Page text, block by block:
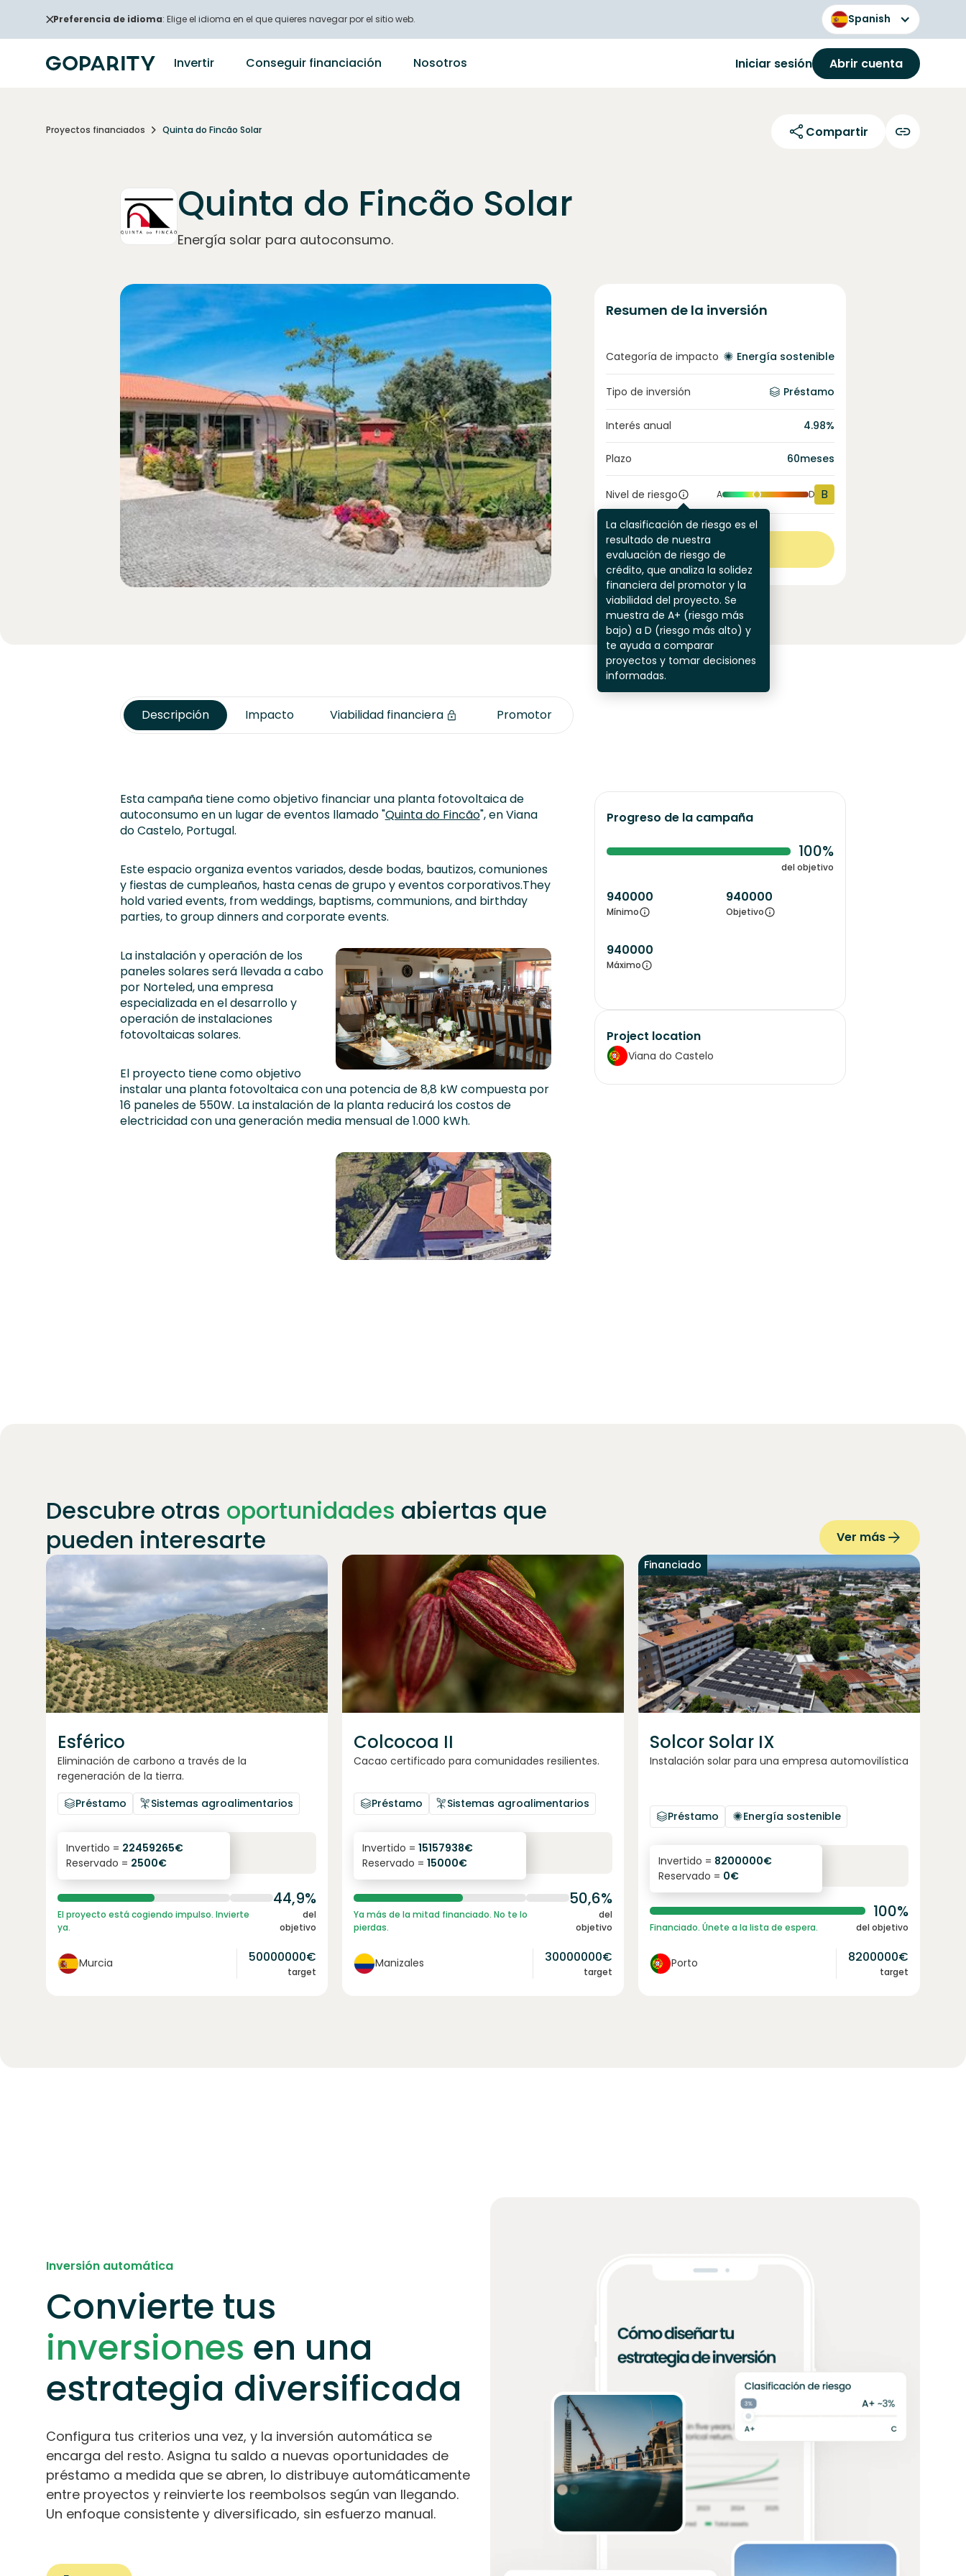
Preferencia de idioma: Elige el idioma en el que quieres navegar por el sitio web. Spanish
Invertir Conseguir financiación Nosotros Iniciar sesión Abrir cuenta
Proyectos financiados Quinta do Fincão Solar Compartir
Quinta do Fincão Solar
Energía solar para autoconsumo.
Resumen de la inversión
Categoría de impacto Energía sostenible
Tipo de inversión Préstamo
Interés anual 4.98%
Plazo 60meses
Nivel de riesgo
La clasificación de riesgo es el
resultado de nuestra
evaluación de riesgo de
crédito, que analiza la solidez
financiera del promotor y la
viabilidad del proyecto. Se
muestra de A+ (riesgo más
bajo) a D (riesgo más alto) y
te ayuda a comparar
proyectos y tomar decisiones
informadas.
A D B
Ver más
Descripción Impacto Viabilidad financiera Promotor
Esta campaña tiene como objetivo financiar una planta fotovoltaica de
autoconsumo en un lugar de eventos llamado "Quinta do Fincão", en Viana
do Castelo, Portugal.
Este espacio organiza eventos variados, desde bodas, bautizos, comuniones
y fiestas de cumpleaños, hasta cenas de grupo y eventos corporativos.They
hold varied events, from weddings, baptisms, communions, and birthday
parties, to group dinners and corporate events.
La instalación y operación de los
paneles solares será llevada a cabo
por Norteled, una empresa
especializada en el desarrollo y
operación de instalaciones
fotovoltaicas solares.
El proyecto tiene como objetivo
instalar una planta fotovoltaica con una potencia de 8,8 kW compuesta por
16 paneles de 550W. La instalación de la planta reducirá los costos de
electricidad con una generación media mensual de 1.000 kWh.
Progreso de la campaña
100%
del objetivo
940000
Mínimo
940000
Objetivo
940000
Máximo
Project location
Viana do Castelo
Descubre otras oportunidades abiertas que
pueden interesarte
Ver más
Únete a
Esférico
Eliminación de carbono a través de la
regeneración de la tierra.
Préstamo
Sistemas agroalimentarios
6.3%
interés anual
Invertido = 22459265€
Reservado = 2500€
44,9%
El proyecto está cogiendo impulso. Invierte
ya.
del
objetivo
Murcia 50000000€
target
inversores
Colcocoa II
Cacao certificado para comunidades resilientes.
Préstamo Sistemas agroalimentarios
6.1%
interés anual
Invertido = 15157938€
Reservado = 15000€
50,6%
Ya más de la mitad financiado. No te lo
pierdas.
del
objetivo
Manizales 30000000€
target
Financiado
Solcor Solar IX
Instalación solar para una empresa automovilística
Préstamo Energía sostenible
6.1%
interés anual
Invertido = 8200000€
Reservado = 0€
100%
Financiado. Únete a la lista de espera. del objetivo
Porto 8200000€
target
Inversión automática
Convierte tus
inversiones en una
estrategia diversificada
Configura tus criterios una vez, y la inversión automática se
encarga del resto. Asigna tu saldo a nuevas oportunidades de
préstamo a medida que se abren, lo distribuye automáticamente
entre proyectos y reinvierte los reembolsos según van llegando.
Un enfoque consistente y diversificado, sin esfuerzo manual.